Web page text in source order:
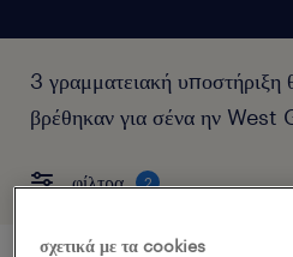
3 γραμματειακή υποστήριξη
βρέθηκαν για σένα ην West
φίλτρα 2
σχετικά με τα cookies